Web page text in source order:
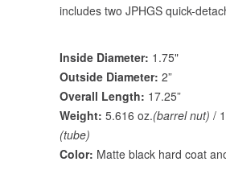
includes two JPHGS quick-
Inside Diameter: 1.75"
Outside Diameter: 2”
Overall Length: 17.25”
Weight: 5.616 oz.(barrel nut) /
(tube)
Color: Matte black hard coat